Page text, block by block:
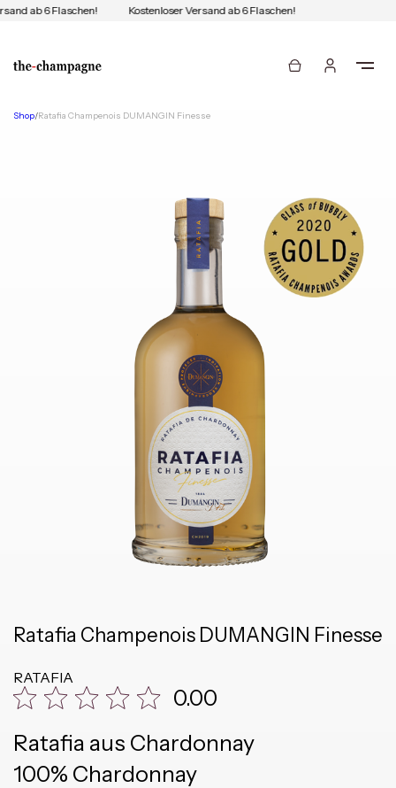
ab 6 Flaschen! Kostenloser Versand ab 6 Flaschen!
Shop/Ratafia Champenois DUMANGIN Finesse
Ratafia Champenois DUMANGIN Finesse
RATAFIA
0.00
Ratafia aus Chardonnay
100% Chardonnay